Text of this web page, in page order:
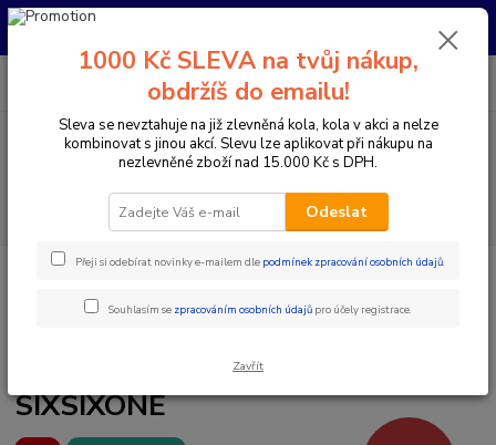
Pro nachystání kola / doplňků na prodejně si prosím zavolejte dopředu.
Menu
CZK
PO-PÁ 10:00-17:00 | SO: 9:00-12:00
Doplňky a helmy Cyklistické helmy Integrální helmy
NEW WAVE ČERVENO/ČERNÁ
SIXSIXONE
1000 Kč SLEVA na tvůj nákup,
obdržíš do emailu!
Sleva se nevztahuje na již zlevněná kola, kola v akci a nelze
kombinovat s jinou akcí. Slevu lze aplikovat při nákupu na
nezlevněné zboží nad 15.000 Kč s DPH.
Odeslat
Přeji si odebírat novinky e-mailem dle podmínek zpracování osobních údajů.
Souhlasím se zpracováním osobních údajů pro účely registrace.
Zavřít